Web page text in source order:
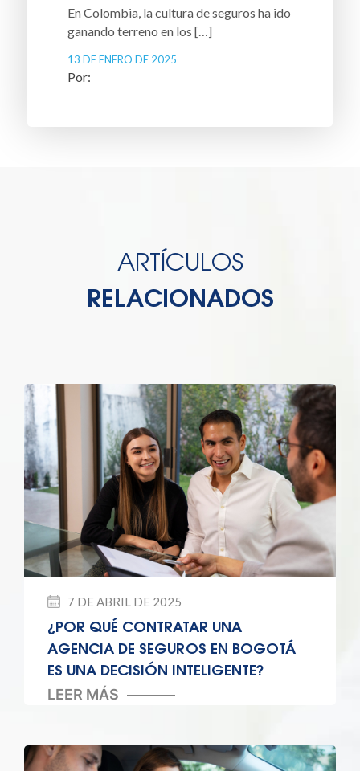
En Colombia, la cultura de seguros ha ido
ganando terreno en los […]
13 DE ENERO DE 2025
ARTÍCULOS
RELACIONADOS
7 DE ABRIL DE 2025
¿POR QUÉ CONTRATAR UNA
AGENCIA DE SEGUROS EN BOGOTÁ
ES UNA DECISIÓN INTELIGENTE?
LEER MÁS